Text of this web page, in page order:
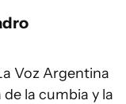
Voz Argentina
la cumbia y la